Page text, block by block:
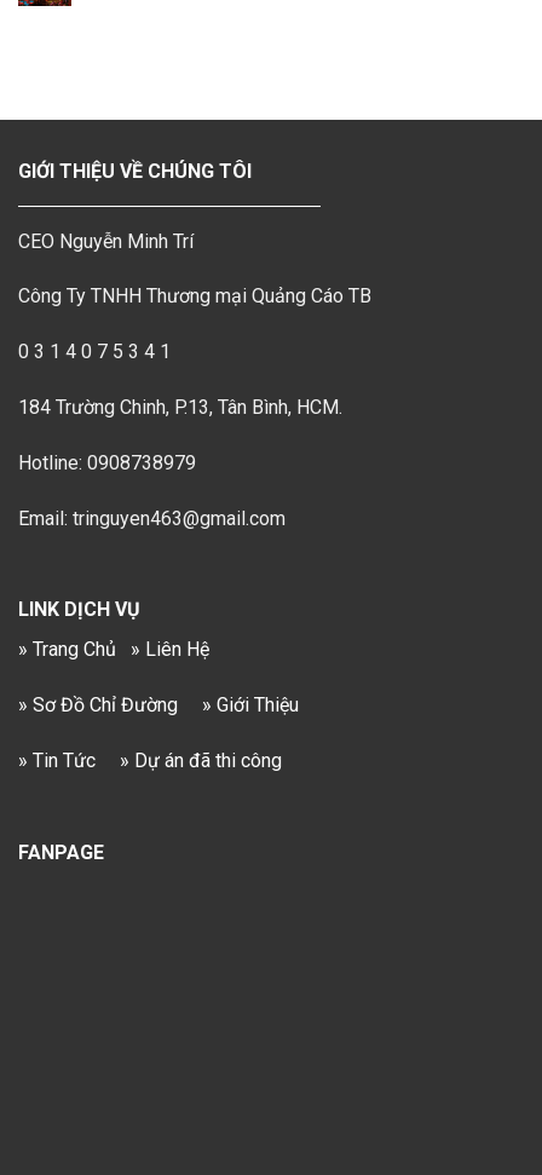
GIỚI THIỆU VỀ CHÚNG TÔI
CEO Nguyễn Minh Trí
Công Ty TNHH Thương mại Quảng Cáo TB
0 3 1 4 0 7 5 3 4 1
184 Trường Chinh, P.13, Tân Bình, HCM.
Hotline: 0908738979
Email: tringuyen463@gmail.com
LINK DỊCH VỤ
» Trang Chủ
» Liên Hệ
» Sơ Đồ Chỉ Đường » Giới Thiệu
» Tin Tức » Dự án đã thi công
FANPAGE